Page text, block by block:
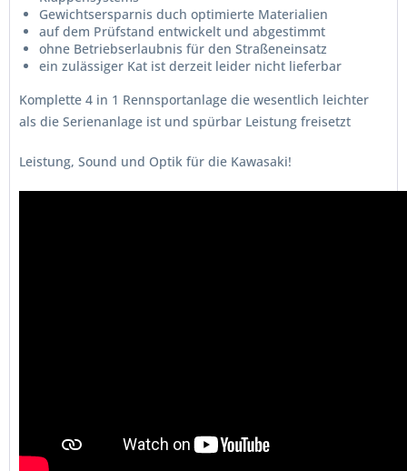
Gewichtsersparnis duch optimierte Materialien
auf dem Prüfstand entwickelt und abgestimmt
ohne Betriebserlaubnis für den Straßeneinsatz
ein zulässiger Kat ist derzeit leider nicht lieferbar
Komplette 4 in 1 Rennsportanlage die wesentlich leichter
als die Serienanlage ist und spürbar Leistung freisetzt
Leistung, Sound und Optik für die Kawasaki!